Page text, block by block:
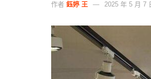
作者 鈺婷 王 2025 年 5 月 7